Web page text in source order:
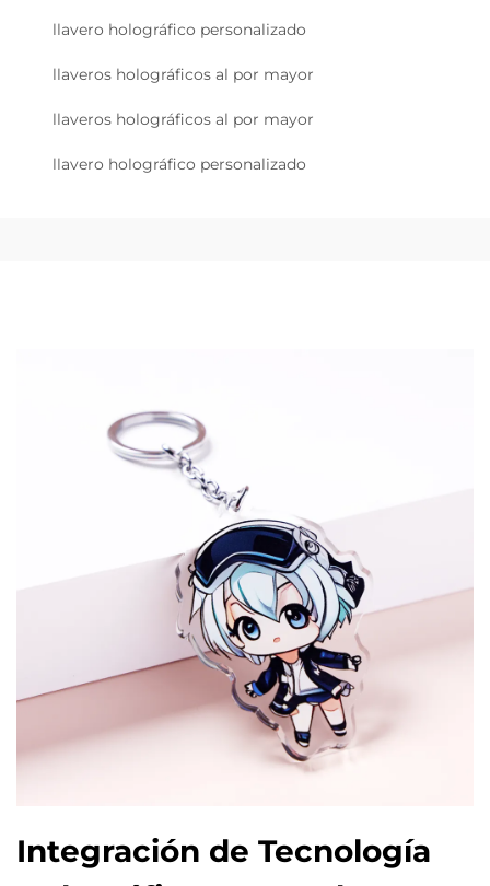
llavero holográfico personalizado
llaveros holográficos al por mayor
llaveros holográficos al por mayor
llavero holográfico personalizado
Integración de Tecnología